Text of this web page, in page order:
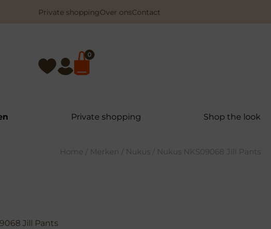
Private shoppingOver onsContact
0
Private shopping Shop the look
Home / Merken / Nukus / Nukus NKS09068 Jill Pants
Jill Pants